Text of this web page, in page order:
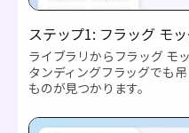
ステップ1: フラッグ モ
ライブラリからフラッグ モ
タンディングフラッグでも
ものが見つかります。